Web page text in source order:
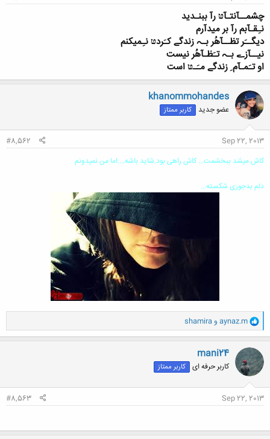
چشمــآنتـآטּ رآ ببنـديد
نـِقـآبم رآ بر ميدآرم
ديگــَر تظــآهُر بـﮧ زندگے كـَردטּ نـِميكنم
نيــآزے بـﮧ تـَظـآهُر نيست
او تـَمـآم ِ زندگے مـَـטּ است
khanommohandes
عضو جدید کاربر ممتاز
Sep 22, 2013
#8,562
کاش میشد ببخشمت... کاش راهی بود.شاید باشه....اما من نمیدونم
دلم بدجوری شکسته...
و
ا
ک
ن
ش
ه
ا
aynaz.m وshamira
mani24
کاربر حرفه ای کاربر ممتاز
Sep 22, 2013
#8,563